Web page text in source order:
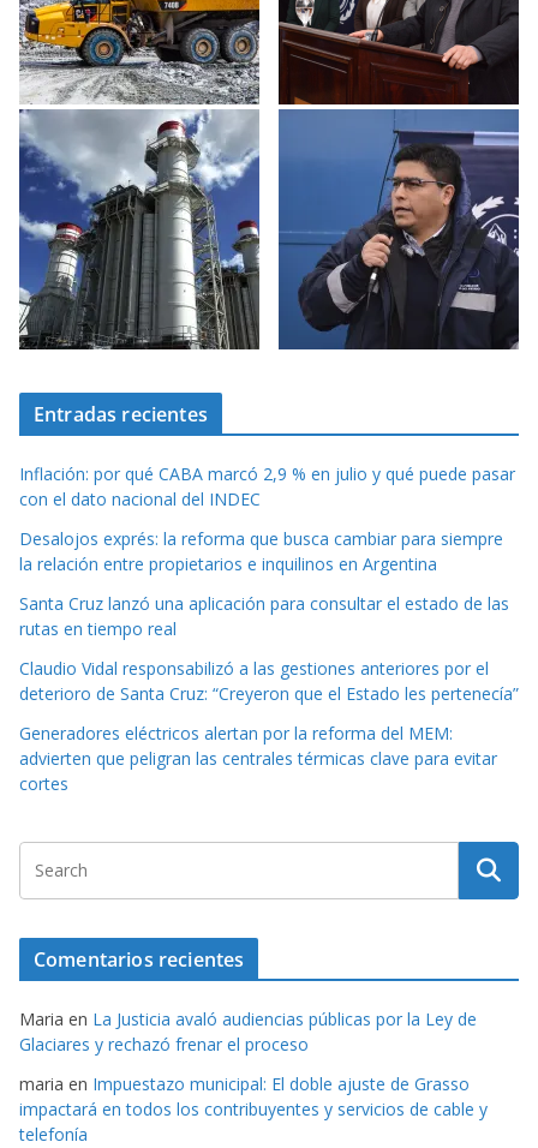
Entradas recientes
Inflación: por qué CABA marcó 2,9 % en julio y qué puede pasar
con el dato nacional del INDEC
Desalojos exprés: la reforma que busca cambiar para siempre
la relación entre propietarios e inquilinos en Argentina
Santa Cruz lanzó una aplicación para consultar el estado de las
rutas en tiempo real
Claudio Vidal responsabilizó a las gestiones anteriores por el
deterioro de Santa Cruz: “Creyeron que el Estado les pertenecía”
Generadores eléctricos alertan por la reforma del MEM:
advierten que peligran las centrales térmicas clave para evitar
cortes
Comentarios recientes
Maria en La Justicia avaló audiencias públicas por la Ley de
Glaciares y rechazó frenar el proceso
maria en Impuestazo municipal: El doble ajuste de Grasso
impactará en todos los contribuyentes y servicios de cable y
telefonía